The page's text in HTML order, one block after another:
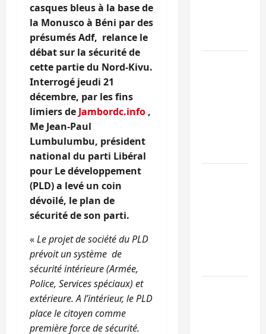
casques bleus à la base de
la Monusco à Béni par des
présumés Adf, relance le
débat sur la sécurité de
cette partie du Nord-Kivu.
Interrogé jeudi 21
décembre, par les fins
limiers de Jambordc.info ,
Me Jean-Paul
Lumbulumbu, président
national du parti Libéral
pour Le développement
(PLD) a levé un coin
dévoilé, le plan de
sécurité de son parti.
«Le projet de société du PLD
prévoit un système de
sécurité intérieure (Armée,
Police, Services spéciaux) et
extérieure. A l’intérieur, le PLD
place le citoyen comme
première force de sécurité.